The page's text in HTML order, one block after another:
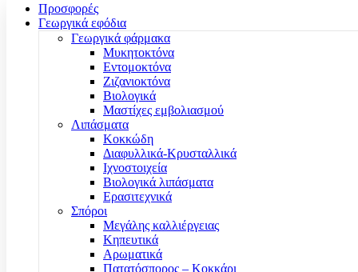
Προσφορές
Γεωργικά εφόδια
Γεωργικά φάρμακα
Μυκητοκτόνα
Εντομοκτόνα
Ζιζανιοκτόνα
Βιολογικά
Μαστίχες εμβολιασμού
Λιπάσματα
Κοκκώδη
Διαφυλλικά-Κρυσταλλικά
Ιχνοστοιχεία
Βιολογικά λιπάσματα
Ερασιτεχνικά
Σπόροι
Μεγάλης καλλιέργειας
Κηπευτικά
Αρωματικά
Πατατόσπορος – Κοκκάρι